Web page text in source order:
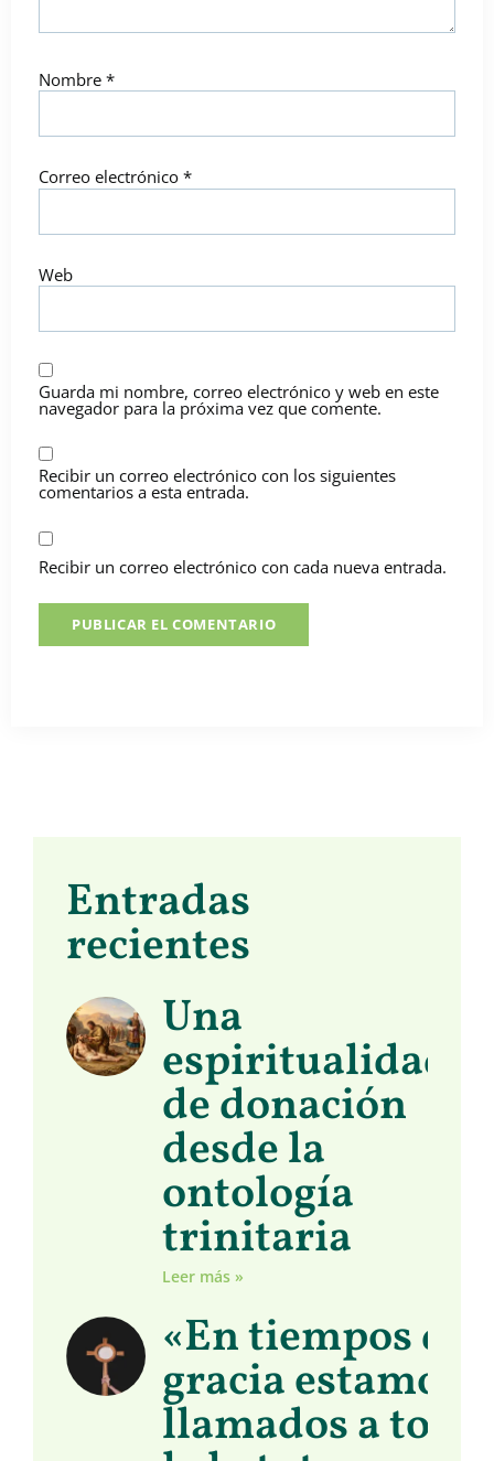
Nombre *
Correo electrónico *
Web
Guarda mi nombre, correo electrónico y web en este
navegador para la próxima vez que comente.
Recibir un correo electrónico con los siguientes
comentarios a esta entrada.
Recibir un correo electrónico con cada nueva entrada.
Entradas
recientes
Una
espiritualidad
de donación
desde la
ontología
trinitaria
Leer más »
«En tiempos de
gracia estamos
llamados a